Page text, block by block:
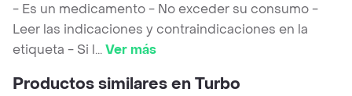
- Es un medicamento - No exceder su consumo -
Leer las indicaciones y contraindicaciones en la
etiqueta - Si l...Ver más
Productos similares en Turbo